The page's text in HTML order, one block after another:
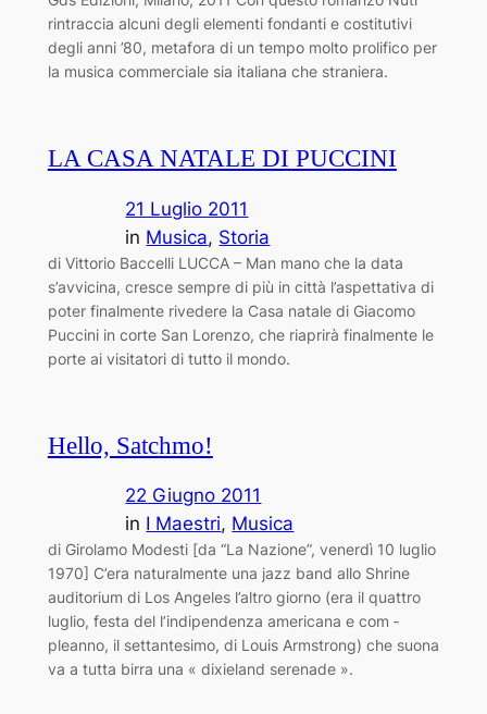
rintraccia alcuni degli elementi fondanti e costitutivi
degli anni ’80, metafora di un tempo molto prolifico per
la musica commerciale sia italiana che straniera.
LA CASA NATALE DI PUCCINI
21 Luglio 2011
in Musica, Storia
di Vittorio Baccelli LUCCA – Man mano che la data
s’avvicina, cresce sempre di più in città l’aspettativa di
poter finalmente rivedere la Casa natale di Giacomo
Puccini in corte San Lorenzo, che riaprirà finalmente le
porte ai visitatori di tutto il mondo.
Hello, Satchmo!
22 Giugno 2011
in I Maestri, Musica
di Girolamo Modesti [da “La Nazione”, venerdì 10 luglio
1970] C’era naturalmente una jazz band allo Shrine
auditorium di Los Angeles l’altro giorno (era il quattro
luglio, festa del ­l’indipendenza americana e com ­
pleanno, il settantesimo, di Louis Armstrong) che suona
­va a tutta birra una « dixieland serenade ».